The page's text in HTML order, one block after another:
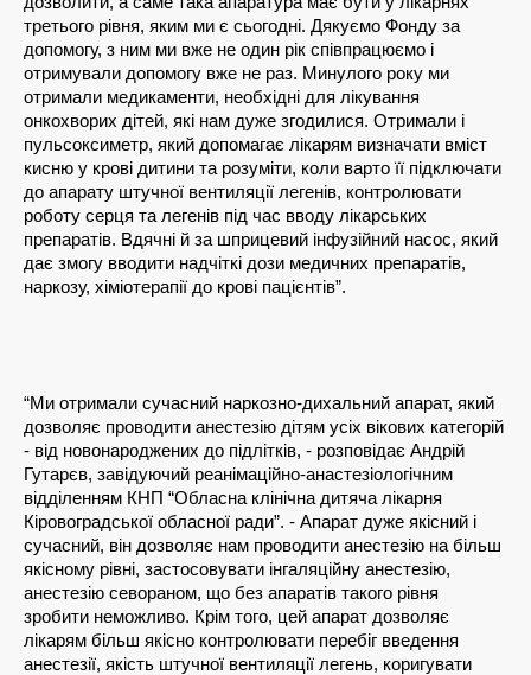
третього рівня, яким ми є сьогодні. Дякуємо Фонду за
допомогу, з ним ми вже не один рік співпрацюємо і
отримували допомогу вже не раз. Минулого року ми
отримали медикаменти, необхідні для лікування
онкохворих дітей, які нам дуже згодилися. Отримали і
пульсоксиметр, який допомагає лікарям визначати вміст
кисню у крові дитини та розуміти, коли варто її підключати
до апарату штучної вентиляції легенів, контролювати
роботу серця та легенів під час вводу лікарських
препаратів. Вдячні й за шприцевий інфузійний насос, який
дає змогу вводити надчіткі дози медичних препаратів,
наркозу, хіміотерапії до крові пацієнтів”.
“Ми отримали сучасний наркозно-дихальний апарат, який
дозволяє проводити анестезію дітям усіх вікових категорій
- від новонароджених до підлітків, - розповідає Андрій
Гутарєв, завідуючий реанімаційно-анастезіологічним
відділенням КНП “Обласна клінічна дитяча лікарня
Кіровоградської обласної ради”. - Апарат дуже якісний і
сучасний, він дозволяє нам проводити анестезію на більш
якісному рівні, застосовувати інгаляційну анестезію,
анестезію севораном, що без апаратів такого рівня
зробити неможливо. Крім того, цей апарат дозволяє
лікарям більш якісно контролювати перебіг введення
анестезії, якість штучної вентиляції легень, коригувати